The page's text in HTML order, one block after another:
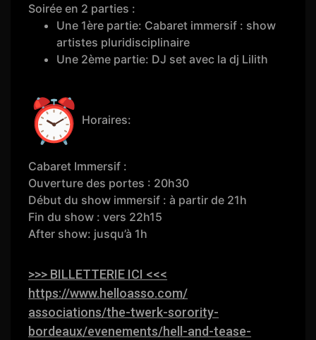
Soirée en 2 parties :
Une 1ère partie: Cabaret immersif : show
artistes pluridisciplinaire
Une 2ème partie: DJ set avec la dj Lilith
Horaires:
Cabaret Immersif :
Ouverture des portes : 20h30
Début du show immersif : à partir de 21h
Fin du show : vers 22h15
After show: jusqu’à 1h
>>> BILLETTERIE ICI <<<
https://www.helloasso.com/
associations/the-twerk-sorority-
bordeaux/evenements/hell-and-tease-